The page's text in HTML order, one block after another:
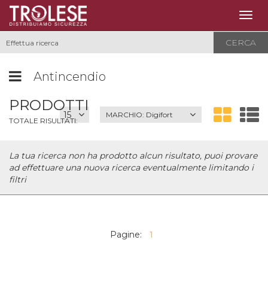
CERCA
Antincendio
MARCHIO: Digifort
PRODOTTI
TOTALE RISULTATI:
La tua ricerca non ha prodotto alcun risultato, puoi provare
ad effettuare una nuova ricerca eventualmente limitando i
filtri
Pagine: 1